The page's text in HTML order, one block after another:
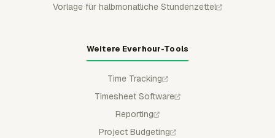
Vorlage für halbmonatliche Stundenzettel
Weitere Everhour-Tools
Time Tracking
Timesheet Software
Reporting
Project Budgeting